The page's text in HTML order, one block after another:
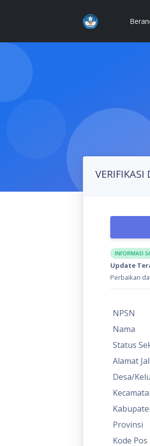
INFORMASI
Update
Perbaikan
NPSN
Nama
Status
Alamat
Desa/
Provinsi
Kode Pos